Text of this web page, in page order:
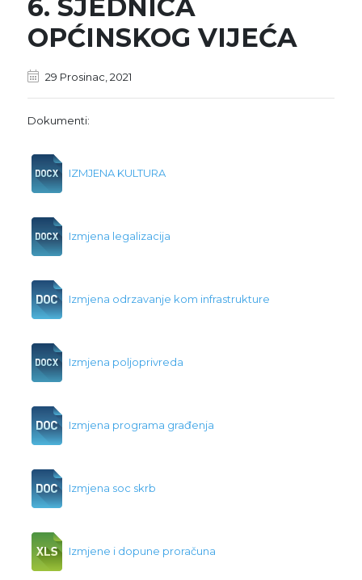
6. SJEDNICA
OPĆINSKOG VIJEĆA
29 Prosinac, 2021
Dokumenti:
IZMJENA KULTURA
Izmjena legalizacija
Izmjena odrzavanje kom infrastrukture
Izmjena poljoprivreda
Izmjena programa građenja
Izmjena soc skrb
Izmjene i dopune proračuna